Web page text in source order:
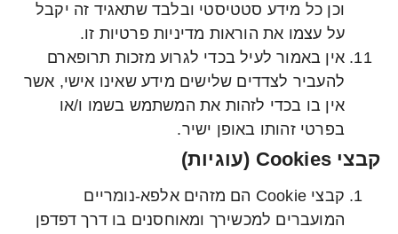
וכן כל מידע סטטיסטי ובלבד שתאגיד זה יקבל
על עצמו את הוראות מדיניות פרטיות זו.
אין באמור לעיל בכדי לגרוע מזכות תרופארם
להעביר לצדדים שלישים מידע שאינו אישי, אשר
אין בו בכדי לזהות את המשתמש בשמו ו/או
בפרטי זהותו באופן ישיר.
קבצי Cookies (עוגיות)
קבצי Cookie הם מזהים אלפא-נומריים
המועברים למכשירך ומאוחסנים בו דרך דפדפן